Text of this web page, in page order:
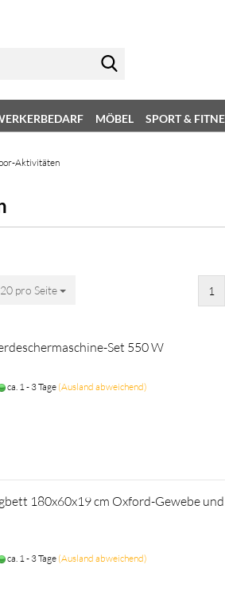
MÖBEL SPORT &
Aktivitäten
20 pro Seite 1
Set 550 W
ca. 1 - 3 Tage (Ausland abweichend)
180x60x19 cm Oxford-Gewebe
ca. 1 - 3 Tage (Ausland abweichend)